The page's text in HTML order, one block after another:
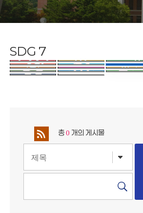
SDG 7
총0 개의 게시물